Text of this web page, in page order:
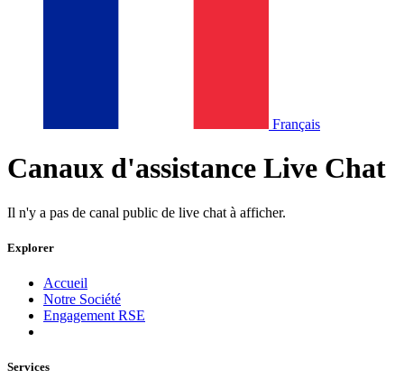
Français
Canaux d'assistance Live Chat
Il n'y a pas de canal public de live chat à afficher.
Explorer
Accueil
Notre Société
Engagement RSE
Services